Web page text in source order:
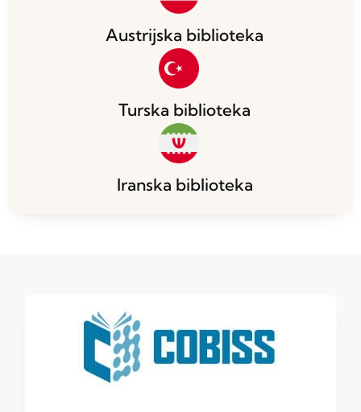
Austrijska biblioteka
Turska biblioteka
Iranska biblioteka